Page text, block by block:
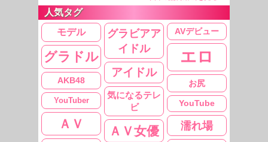
人気タグ
モデル
グラビアア
イドル
AVデビュー
エロ
グラドル
アイドル
AKB48
お尻
気になるテレ
ビ
YouTuber YouTube
ＡＶ 濡れ場
ＡＶ女優